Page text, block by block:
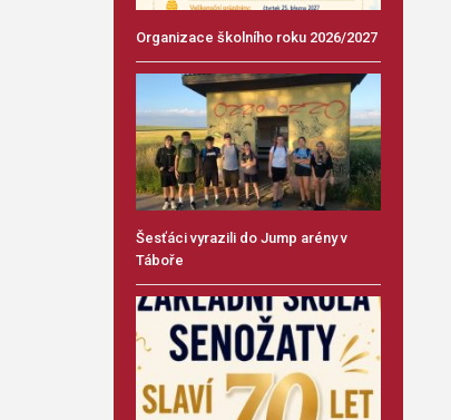
Organizace školního roku 2026/2027
Šesťáci vyrazili do Jump arény v
Táboře